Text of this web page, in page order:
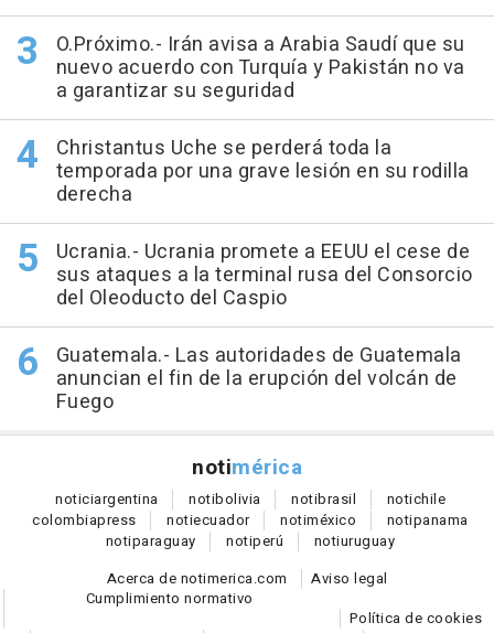
O.Próximo.- Irán avisa a Arabia Saudí que su
nuevo acuerdo con Turquía y Pakistán no va
a garantizar su seguridad
Christantus Uche se perderá toda la
temporada por una grave lesión en su rodilla
derecha
Ucrania.- Ucrania promete a EEUU el cese de
sus ataques a la terminal rusa del Consorcio
del Oleoducto del Caspio
Guatemala.- Las autoridades de Guatemala
anuncian el fin de la erupción del volcán de
Fuego
notimérica
noticiargentina notibolivia notibrasil notichile
colombiapress notiecuador notiméxico notipanama
notiparaguay notiperú notiuruguay
Acerca de notimerica.com
Aviso legal
Cumplimiento normativo
Política de cookies